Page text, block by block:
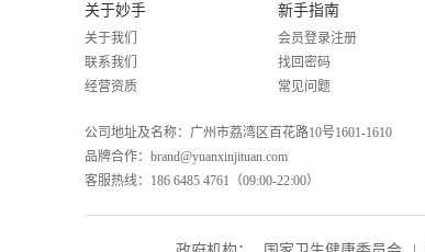
关于妙手
关于我们
联系我们
经营资质
新手指南
会员登录注册
找回密码
常见问题
公司地址及名称：广州市荔湾区百花路10号1601-1610
品牌合作：brand@yuanxinjituan.com
客服热线：186 6485 4761（09:00-22:00）